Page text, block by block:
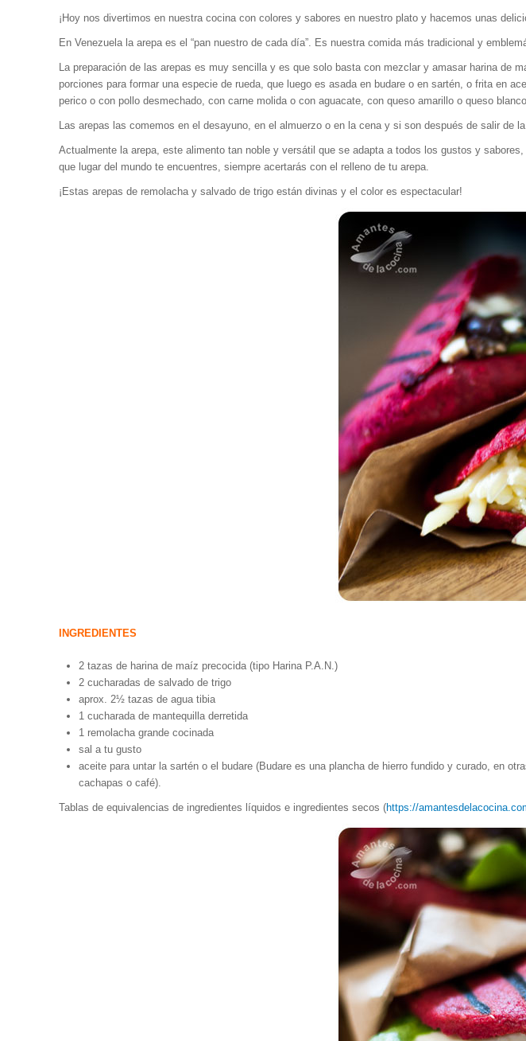
¡Hoy nos divertimos en nuestra cocina con colores y sabores en nuestro plato y hacemos unas
En Venezuela la arepa es el “pan nuestro de cada día”. Es nuestra comida más tradicional y
La preparación de las arepas es muy sencilla y es que solo basta con mezclar y amasar harina
porciones para formar una especie de rueda, que luego es asada en budare o en sartén, o frita en
perico o con pollo desmechado, con carne molida o con aguacate, con queso amarillo o queso
Las arepas las comemos en el desayuno, en el almuerzo o en la cena y si son después de salir de
Actualmente la arepa, este alimento tan noble y versátil que se adapta a todos los gustos y
que lugar del mundo te encuentres, siempre acertarás con el relleno de tu arepa.
¡Estas arepas de remolacha y salvado de trigo están divinas y el color es espectacular!
INGREDIENTES
2 tazas de harina de maíz precocida (tipo Harina P.A.N.)
2 cucharadas de salvado de trigo
aprox. 2½ tazas de agua tibia
1 cucharada de mantequilla derretida
1 remolacha grande cocinada
sal a tu gusto
aceite para untar la sartén o el budare (Budare es una plancha de hierro fundido y curado, en
cachapas o café).
Tablas de equivalencias de ingredientes líquidos e ingredientes secos (https://